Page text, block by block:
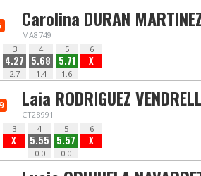
Carolina DURAN
MA8749
3
4.27
2.7
4
5.68
1.4
5
5.71
1.6
6
X
Laia RODRIGUEZ
CT28991
3
X
4
5.55
0.0
5
5.57
0.0
6
X